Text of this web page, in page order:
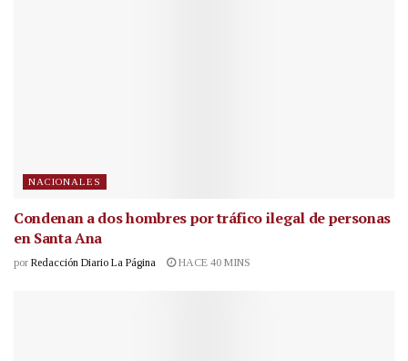
NACIONALES
Condenan a dos hombres por tráfico ilegal de personas
en Santa Ana
por Redacción Diario La Página HACE 40 MINS